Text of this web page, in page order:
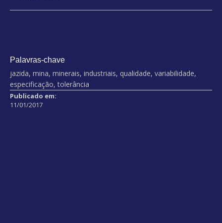
Palavras-chave
jazida, mina, minerais, industriais, qualidade, variabilidade,
especificação, tolerância
Publicado em:
11/01/2017